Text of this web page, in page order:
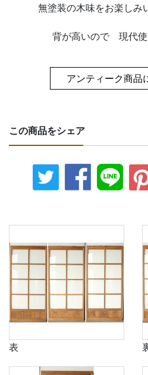
無塗装の木味をお楽しみ
背が高いので 現代使
アンティーク商
この商品をシェア
表